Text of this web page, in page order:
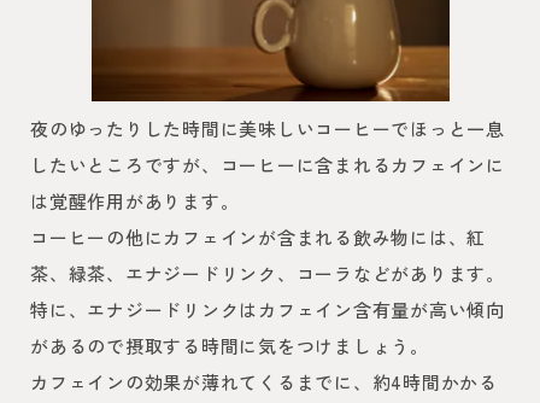
夜のゆったりした時間に美味しいコーヒーでほっと一息
したいところですが、コーヒーに含まれるカフェインに
は覚醒作用があります。
コーヒーの他にカフェインが含まれる飲み物には、紅
茶、緑茶、エナジードリンク、コーラなどがあります。
特に、エナジードリンクはカフェイン含有量が高い傾向
があるので摂取する時間に気をつけましょう。
カフェインの効果が薄れてくるまでに、約4時間かかる